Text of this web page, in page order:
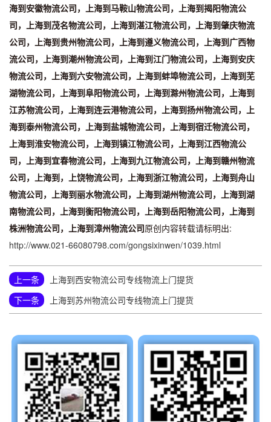
海到安徽物流公司，上海到马鞍山物流公司，上海到揭阳物流公
司，上海到茂名物流公司，上海到湛江物流公司，上海到肇庆物流
公司，上海到贵州物流公司，上海到遵义物流公司，上海到广西物
流公司，上海到潮州物流公司，上海到江门物流公司，上海到安庆
物流公司，上海到六安物流公司，上海到蚌埠物流公司，上海到芜
湖物流公司，上海到阜阳物流公司，上海到滁州物流公司，上海到
江苏物流公司，上海到连云港物流公司，上海到扬州物流公司，上
海到泰州物流公司，上海到盐城物流公司，上海到宿迁物流公司，
上海到淮安物流公司，上海到镇江物流公司，上海到江西物流公
司，上海到宜春物流公司，上海到九江物流公司，上海到赣州物流
公司，上海到，上饶物流公司，上海到浙江物流公司，上海到舟山
物流公司，上海到丽水物流公司，上海到湖州物流公司，上海到湖
南物流公司，上海到衡阳物流公司，上海到岳阳物流公司，上海到
株洲物流公司，上海到漳州物流公司原创内容转载请标明出:
http://www.021-66080798.com/gongsixinwen/1039.html
上一条
上海到西安物流公司专线物流上门提货
下一条
上海到苏州物流公司专线物流上门提货